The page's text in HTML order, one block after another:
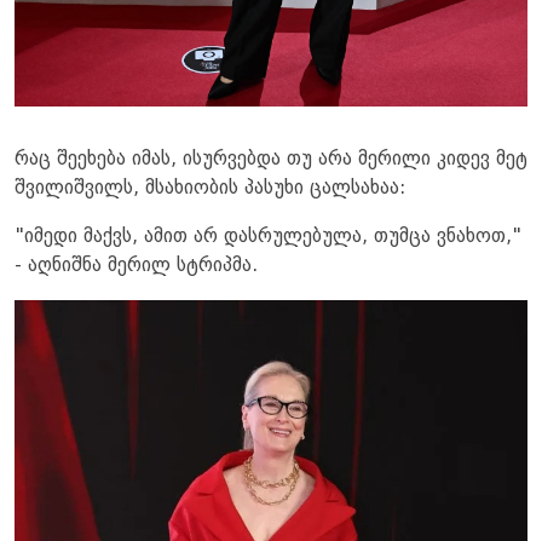
​რაც შეეხება იმას, ისურვებდა თუ არა მერილი კიდევ მეტ
შვილიშვილს, მსახიობის პასუხი ცალსახაა:
"იმედი მაქვს, ამით არ დასრულებულა, თუმცა ვნახოთ,"
- აღნიშნა მერილ სტრიპმა.